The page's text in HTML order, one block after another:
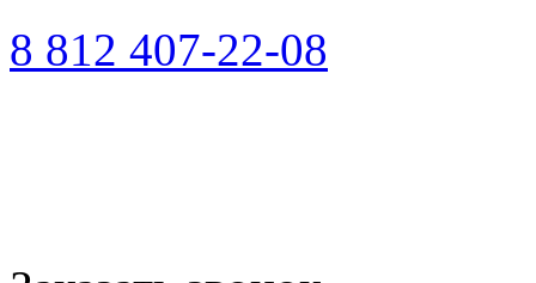
8 812 407-22-08